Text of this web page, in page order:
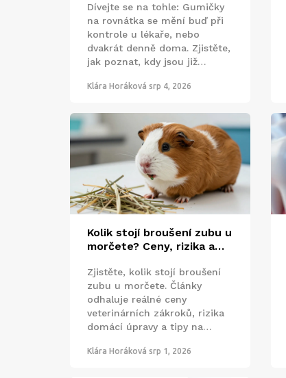
údržbu
Dívejte se na tohle: Gumičky
na rovnátka se mění buď při
kontrole u lékaře, nebo
dvakrát denně doma. Zjistěte,
jak poznat, kdy jsou již
údržba urychlí vaši cestu k
Klára Horáková srp 4, 2026
Kolik stojí broušení zubu u
morčete? Ceny, rizika a
Zjistěte, kolik stojí broušení
zubu u morčete. Články
odhaluje reálné ceny
veterinárních zákroků, rizika
domácí úpravy a tipy na
Klára Horáková srp 1, 2026